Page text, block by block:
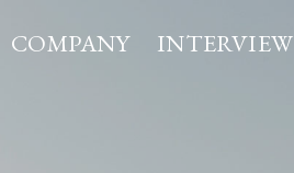
COMPANY INTERVIEW